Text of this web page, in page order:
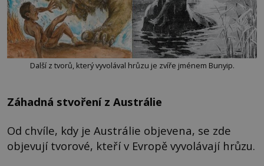
Další z tvorů, který vyvolával hrůzu je zvíře jménem Bunyip.
Záhadná stvoření z Austrálie
Od chvíle, kdy je Austrálie objevena, se zde
objevují tvorové, kteří v Evropě vyvolávají hrůzu.